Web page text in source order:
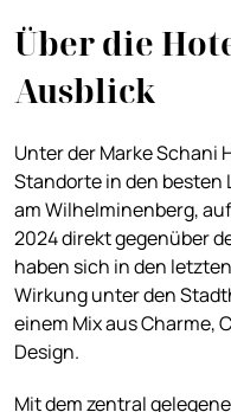
Über die
Ausblick
Unter der Marke Schani
Standorte in den besten
am Wilhelminenberg,
2024 direkt gegenüber
haben sich in den
Wirkung unter den
einem Mix aus Charme,
Design.
Mit dem zentral